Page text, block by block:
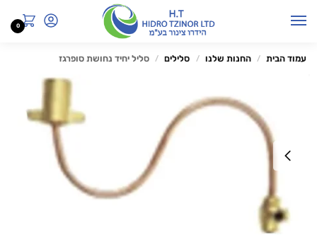
0
עמוד הבית / החנות שלנו / סלילים / סליל יחיד נחושת סופרגז